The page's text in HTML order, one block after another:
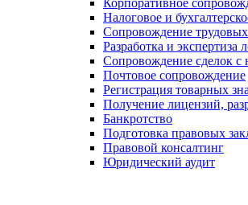
Корпоративное
Налоговое и
Сопровождение
Разработка и
Сопровождение сделок
Почтовое сопровождение
Регистрация товарных
Получение лицензий,
Банкротство
Подготовка правовых
Правовой консалтинг
Юридический аудит